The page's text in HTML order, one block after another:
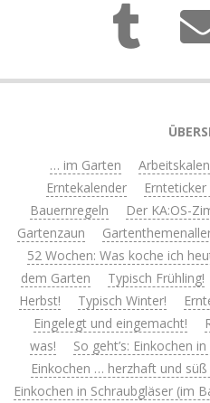
… im Garten
Erntekalender
Ernteticker
Bauernregeln
Der KA:OS-
Gartenzaun
52 Wochen: Was koche ich
dem Garten
Typisch Frühling!
Herbst!
Typisch Winter!
Eingelegt und eingemacht!
was!
So geht’s: Einkochen
Einkochen … herzhaft und
Einkochen in Schraubgläser (im